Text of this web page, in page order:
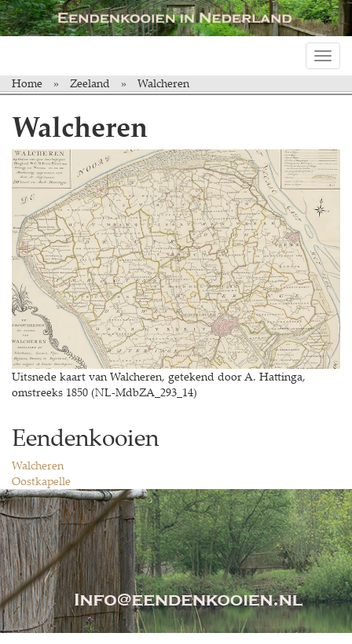
Home Zeeland Walcheren
Walcheren
Uitsnede kaart van Walcheren, getekend door A. Hattinga,
omstreeks 1850 (NL-MdbZA_293_14)
Eendenkooien
Walcheren
Oostkapelle